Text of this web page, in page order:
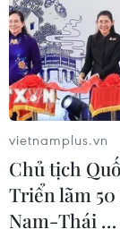
trọng tâm như quan
và giảm thiểu lao
vietnamplus.vn
Chủ tịch
Triển lãm
Nam-Thái …